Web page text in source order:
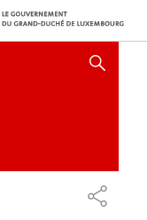
AFFICHER / MASQUER